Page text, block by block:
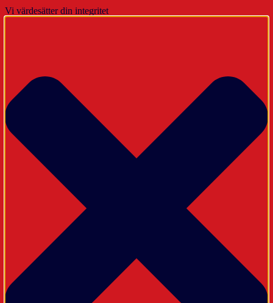
Vi värdesätter din integritet